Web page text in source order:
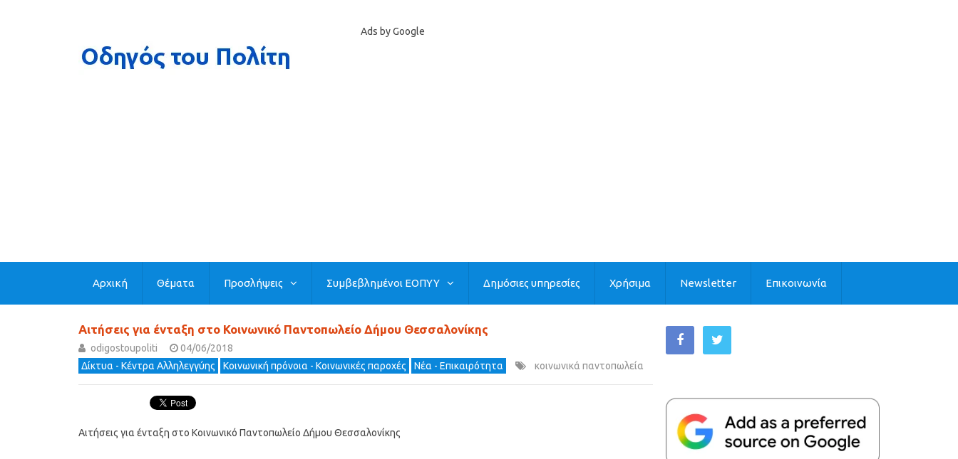
Ads by Google
Αρχική Θέματα Προσλήψεις Συμβεβλημένοι ΕΟΠΥΥ Δημόσιες υπηρεσίες Χρήσιμα Newsletter Επικοινωνία
Αιτήσεις για ένταξη στο Κοινωνικό Παντοπωλείο Δήμου Θεσσαλονίκης
odigostoupoliti
04/06/2018
Δίκτυα - Κέντρα Αλληλεγγύης
Κοινωνική πρόνοια - Κοινωνικές παροχές Νέα - Επικαιρότητα κοινωνικά παντοπωλεία
Αιτήσεις για ένταξη στο Κοινωνικό Παντοπωλείο Δήμου Θεσσαλονίκης